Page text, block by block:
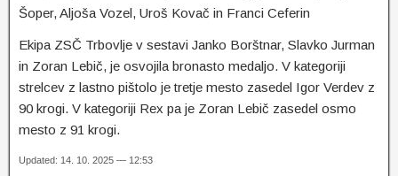
Šoper, Aljoša Vozel, Uroš Kovač in Franci Ceferin
Ekipa ZSČ Trbovlje v sestavi Janko Borštnar, Slavko Jurman
in Zoran Lebič, je osvojila bronasto medaljo. V kategoriji
strelcev z lastno pištolo je tretje mesto zasedel Igor Verdev z
90 krogi. V kategoriji Rex pa je Zoran Lebič zasedel osmo
mesto z 91 krogi.
Updated: 14. 10. 2025 — 12:53